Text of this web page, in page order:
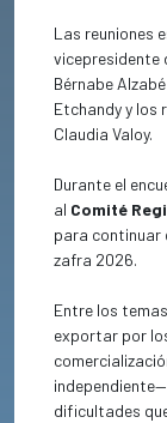
Las reuniones
vicepresidente
Bérnabe
Etchandy y
Claudia Valoy.
Durante el
al Comité
para continuar
zafra 2026.
Entre los
exportar por
dificultades